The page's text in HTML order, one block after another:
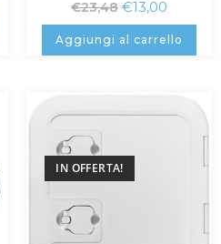
€23,48 €13,00
Aggiungi al carrello
IN OFFERTA!